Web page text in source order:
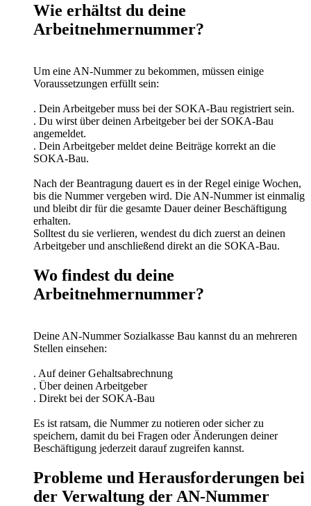
Wie erhältst du deine
Arbeitnehmernummer?
Um eine AN-Nummer zu bekommen, müssen einige
Voraussetzungen erfüllt sein:
. Dein Arbeitgeber muss bei der SOKA-Bau registriert sein.
. Du wirst über deinen Arbeitgeber bei der SOKA-Bau
angemeldet.
. Dein Arbeitgeber meldet deine Beiträge korrekt an die
SOKA-Bau.
Nach der Beantragung dauert es in der Regel einige Wochen,
bis die Nummer vergeben wird. Die AN-Nummer ist einmalig
und bleibt dir für die gesamte Dauer deiner Beschäftigung
erhalten.
Solltest du sie verlieren, wendest du dich zuerst an deinen
Arbeitgeber und anschließend direkt an die SOKA-Bau.
Wo findest du deine
Arbeitnehmernummer?
Deine AN-Nummer Sozialkasse Bau kannst du an mehreren
Stellen einsehen:
. Auf deiner Gehaltsabrechnung
. Über deinen Arbeitgeber
. Direkt bei der SOKA-Bau
Es ist ratsam, die Nummer zu notieren oder sicher zu
speichern, damit du bei Fragen oder Änderungen deiner
Beschäftigung jederzeit darauf zugreifen kannst.
Probleme und Herausforderungen bei
der Verwaltung der AN-Nummer